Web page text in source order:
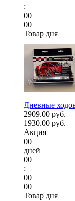
:
00
00
Товар дня
Дневные
2909.00 руб.
1930.00 руб.
Акция
00
дней
00
:
00
00
Товар дня